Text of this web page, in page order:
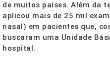
de muitos países. Além da
aplicou mais de 25 mil
nasal) em pacientes que,
buscaram uma Unidade
hospital.